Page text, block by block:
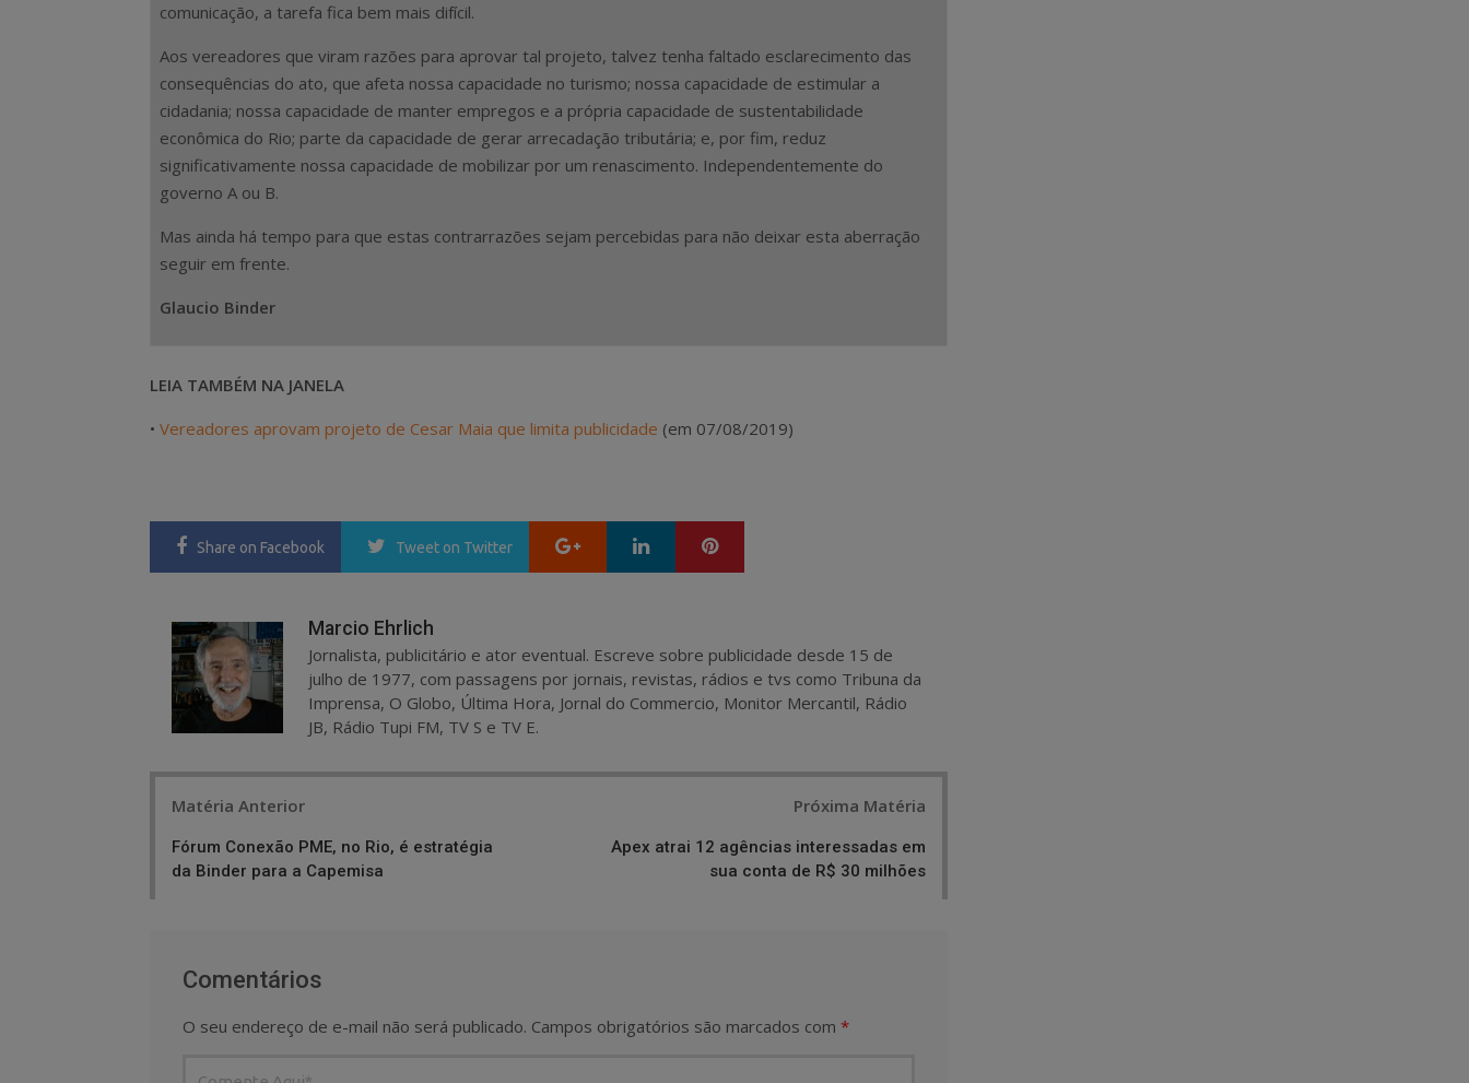
comunicação, a tarefa fica bem mais difícil.
Aos vereadores que viram razões para aprovar tal projeto, talvez tenha faltado esclarecimento das
consequências do ato, que afeta nossa capacidade no turismo; nossa capacidade de estimular a
cidadania; nossa capacidade de manter empregos e a própria capacidade de sustentabilidade
econômica do Rio; parte da capacidade de gerar arrecadação tributária; e, por fim, reduz
significativamente nossa capacidade de mobilizar por um renascimento. Independentemente do
governo A ou B.
Mas ainda há tempo para que estas contrarrazões sejam percebidas para não deixar esta aberração
seguir em frente.
Glaucio Binder
LEIA TAMBÉM NA JANELA
• Vereadores aprovam projeto de Cesar Maia que limita publicidade (em 07/08/2019)
Share on Facebook Tweet on Twitter Google+ LinkedIn
Marcio Ehrlich
Jornalista, publicitário e ator eventual. Escreve sobre publicidade desde 15 de
julho de 1977, com passagens por jornais, revistas, rádios e tvs como Tribuna da
Imprensa, O Globo, Última Hora, Jornal do Commercio, Monitor Mercantil, Rádio
JB, Rádio Tupi FM, TV S e TV E.
Matéria Anterior
Fórum Conexão PME, no Rio, é estratégia
da Binder para a Capemisa
Próxima Matéria
Apex atrai 12 agências interessadas em
sua conta de R$ 30 milhões
Comentários
O seu endereço de e-mail não será publicado. Campos obrigatórios são marcados com *